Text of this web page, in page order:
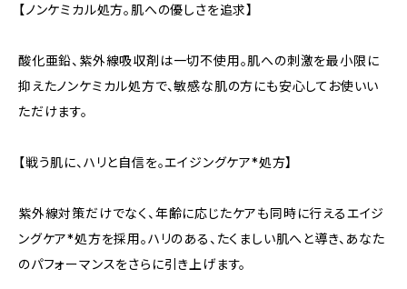
【ノンケミカル処方。肌への優しさを追求】
酸化亜鉛、紫外線吸収剤は一切不使用。肌への刺激を最小限に
抑えたノンケミカル処方で、敏感な肌の方にも安心してお使いい
ただけます。
【戦う肌に、ハリと自信を。エイジングケア*処方】
紫外線対策だけでなく、年齢に応じたケアも同時に行えるエイジ
ングケア*処方を採用。ハリのある、たくましい肌へと導き、あなた
のパフォーマンスをさらに引き上げます。